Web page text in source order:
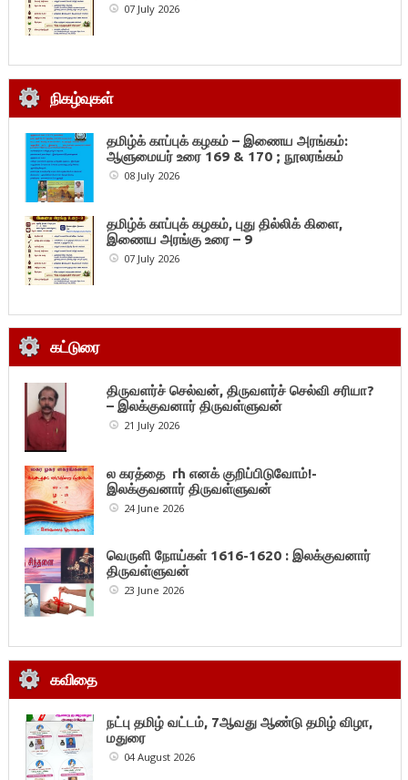
07 July 2026
நிகழ்வுகள்
தமிழ்க் காப்புக் கழகம் – இணைய அரங்கம்:
ஆளுமையர் உரை 169 & 170 ; நூலரங்கம்
08 July 2026
தமிழ்க் காப்புக் கழகம், புது தில்லிக் கிளை,
இணைய அரங்கு உரை – 9
07 July 2026
கட்டுரை
திருவளர்ச் செல்வன், திருவளர்ச் செல்வி சரியா?
– இலக்குவனார் திருவள்ளுவன்
21 July 2026
ல கரத்தை rh எனக் குறிப்பிடுவோம்!-
இலக்குவனார் திருவள்ளுவன்
24 June 2026
வெருளி நோய்கள் 1616-1620 : இலக்குவனார்
திருவள்ளுவன்
23 June 2026
கவிதை
நட்பு தமிழ் வட்டம், 7ஆவது ஆண்டு தமிழ் விழா,
மதுரை
04 August 2026